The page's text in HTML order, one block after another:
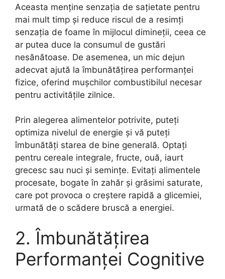
Aceasta menține senzația de sațietate pentru
mai mult timp și reduce riscul de a resimți
senzația de foame în mijlocul dimineții, ceea ce
ar putea duce la consumul de gustări
nesănătoase. De asemenea, un mic dejun
adecvat ajută la îmbunătățirea performanței
fizice, oferind mușchilor combustibilul necesar
pentru activitățile zilnice.
Prin alegerea alimentelor potrivite, puteți
optimiza nivelul de energie și vă puteți
îmbunătăți starea de bine generală. Optați
pentru cereale integrale, fructe, ouă, iaurt
grecesc sau nuci și semințe. Evitați alimentele
procesate, bogate în zahăr și grăsimi saturate,
care pot provoca o creștere rapidă a glicemiei,
urmată de o scădere bruscă a energiei.
2. Îmbunătățirea
Performanței Cognitive